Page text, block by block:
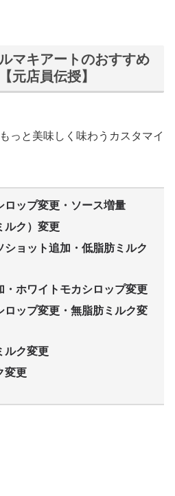
マキアートのおすすめ
元店員伝授】
っと美味しく味わうカスタマイ
ロップ変更・ソース増量
ルク）変更
ショット追加・低脂肪ミルク
・ホワイトモカシロップ変更
ロップ変更・無脂肪ミルク変
ルク変更
変更